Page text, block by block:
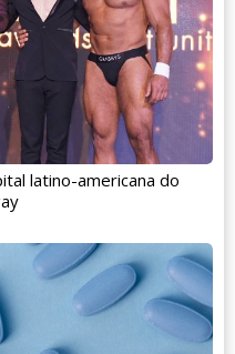
latino-americana do